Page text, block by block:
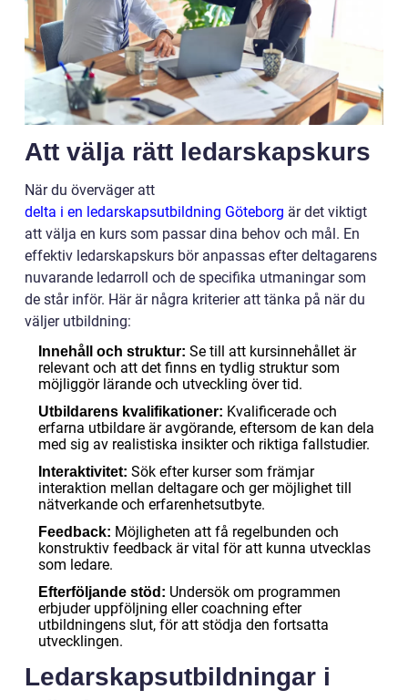
Att välja rätt ledarskapskurs
När du överväger att
delta i en ledarskapsutbildning Göteborg är det viktigt
att välja en kurs som passar dina behov och mål. En
effektiv ledarskapskurs bör anpassas efter deltagarens
nuvarande ledarroll och de specifika utmaningar som
de står inför. Här är några kriterier att tänka på när du
väljer utbildning:
Innehåll och struktur: Se till att kursinnehållet är
relevant och att det finns en tydlig struktur som
möjliggör lärande och utveckling över tid.
Utbildarens kvalifikationer: Kvalificerade och
erfarna utbildare är avgörande, eftersom de kan dela
med sig av realistiska insikter och riktiga fallstudier.
Interaktivitet: Sök efter kurser som främjar
interaktion mellan deltagare och ger möjlighet till
nätverkande och erfarenhetsutbyte.
Feedback: Möjligheten att få regelbunden och
konstruktiv feedback är vital för att kunna utvecklas
som ledare.
Efterföljande stöd: Undersök om programmen
erbjuder uppföljning eller coachning efter
utbildningens slut, för att stödja den fortsatta
utvecklingen.
Ledarskapsutbildningar i